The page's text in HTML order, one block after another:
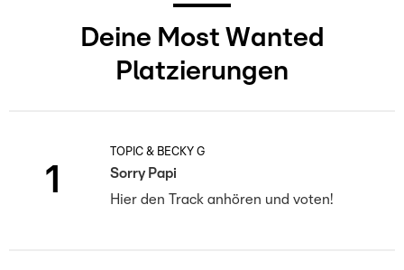
Deine Most Wanted
Platzierungen
1
TOPIC & BECKY G
Sorry Papi
Hier den Track anhören und voten!